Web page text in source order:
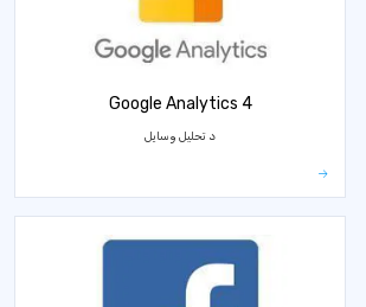
Google Analytics 4
د تحلیل وسایل